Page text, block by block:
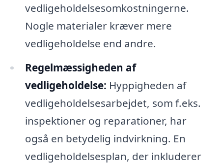
vedligeholdelsesomkostningerne.
Nogle materialer kræver mere
vedligeholdelse end andre.
Regelmæssigheden af
vedligeholdelse: Hyppigheden af
vedligeholdelsesarbejdet, som f.eks.
inspektioner og reparationer, har
også en betydelig indvirkning. En
vedligeholdelsesplan, der inkluderer